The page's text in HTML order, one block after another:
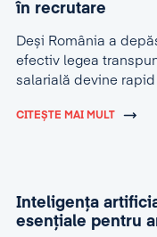
în recrutare
Deși România a
efectiv legea
salarială devine
CITEȘTE MAI MULT
Inteligența
esențiale pentru